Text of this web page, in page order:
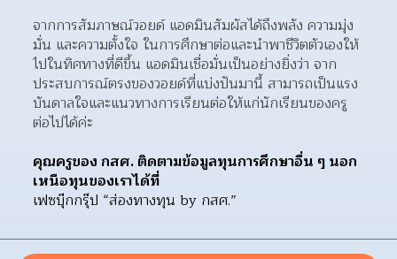
จากการสัมภาษณ์วอยด์ แอดมินสัมผัสได้ถึงพลัง ความมุ่ง
มั่น และความตั้งใจ ในการศึกษาต่อและนำพาชีวิตตัวเองให้
ไปในทิศทางที่ดีขึ้น แอดมินเชื่อมั่นเป็นอย่างยิ่งว่า จาก
ประสบการณ์ตรงของวอยด์ที่แบ่งปันมานี้ สามารถเป็นแรง
บันดาลใจและแนวทางการเรียนต่อให้แก่นักเรียนของครู
ต่อไปได้ค่ะ
คุณครูของ กสศ. ติดตามข้อมูลทุนการศึกษาอื่น ๆ นอก
เหนือทุนของเราได้ที่
เฟซบุ๊กกรุ๊ป “ส่องทางทุน by กสศ.”